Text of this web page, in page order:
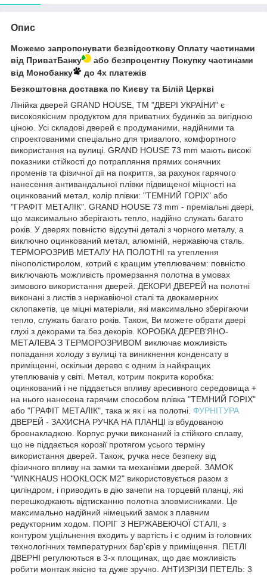
Опис
Можемо запропонувати безвідсоткову Оплату частинами
від ПриватБанку
або безпроцентну Покупку частинами
від Монобанку
до 4х платежів
Безкоштовна доставка по Києву та Білій Церкві
Лінійка дверей GRAND HOUSE, ТМ "ДВЕРІ УКРАЇНИ" є
високоякісним продуктом для приватних будинків за вигідною
ціною. Усі складові дверей є продуманими, надійними та
спроектованими спеціально для тривалого, комфортного
використання на вулиці. GRAND HOUSE 73 mm мають високі
показники стійкості до потрапляння прямих сонячних
променів та фізичної дії на покриття, за рахунок гарячого
нанесення антивандальної плівки підвищеної міцності на
оцинкований метал, колір плівки: "ТЕМНИЙ ГОРІХ" або
"ГРАФІТ МЕТАЛІК". GRAND HOUSE 73 mm - преміальні двері,
що максимально зберігають тепло, надійно служать багато
років. У дверях повністю відсутні деталі з чорного металу, а
виключно оцинкований метал, алюміній, нержавіюча сталь.
ТЕРМОРОЗРИВ МЕТАЛУ НА ПОЛОТНІ та утеплення
пінополістиролом, котрий є кращим утеплювачем: повністю
виключають можливість промерзання полотна в умовах
зимового використання дверей. ДЕКОРИ ДВЕРЕЙ на полотні
виконані з листів з нержавіючої сталі та двокамерних
склопакетів, це міцні матеріали, які максимально зберігаючи
тепло, служать багато років. Також, Ви можете обрати двері
глухі з декорами та без декорів. КОРОБКА ДЕРЕВ'ЯНО-
МЕТАЛЕВА З ТЕРМОРОЗРИВОМ виключає можливість
попадання холоду з вулиці та виникнення конденсату в
приміщенні, оскільки дерево є одним із найкращих
утеплювачів у світі. Метал, котрим покрита коробка:
оцинкований і не піддається впливу аресивного середовища +
на нього нанесена гарячим способом плівка "ТЕМНИЙ ГОРІХ"
або "ГРАФІТ МЕТАЛІК", така ж як і на полотні. ФУРНІТУРА
ДВЕРЕЙ - ЗАХИСНА РУЧКА НА ПЛАНЦІ із вбудованою
броенакладкою. Корпус ручки виконаний із стійкого сплаву,
що не піддається корозії протягом усього терміну
використання дверей. Також, ручка несе безпеку від
фізичного впливу на замки та механізми дверей. ЗАМОК
"WINKHAUS HOOKLOCK M2" використовується разом з
циліндром, і приводить в дію зачепи на торцевій планці, які
перешкоджають відтисканню полотна зловмисниками. Це
максимально надійний німецький замок з плавним
редукторним ходом. ПОРІГ З НЕРЖАВЕЮЧОЇ СТАЛІ, з
контуром ущільнення входить у вартість і є одним із головних
технологічних температурних бар'єрів у приміщення. ПЕТЛІ
ДВЕРНІ регулюються в 3-х площинах, що дає можливість
робити монтаж якісно та дуже зручно. АНТИЗРІЗИ ПЕТЕЛЬ: 3